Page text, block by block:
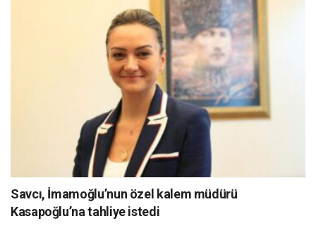
Savcı, İmamoğlu’nun özel kalem müdürü
Kasapoğlu’na tahliye istedi